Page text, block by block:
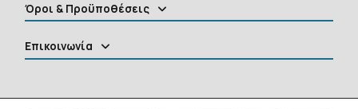
Όροι & Προϋποθέσεις
Επικοινωνία